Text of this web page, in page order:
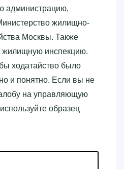
администрацию,
жилищно-
Москвы. Также
жилищную инспекцию.
ходатайство было
и понятно. Если вы не
на управляющую
образец